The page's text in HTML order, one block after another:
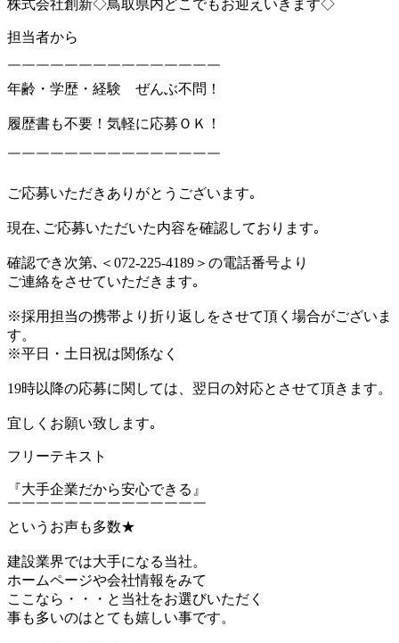
株式会社創新◇鳥取県内どこでもお迎えいきます◇
担当者から
￣￣￣￣￣￣￣￣￣￣￣￣￣￣￣
年齢・学歴・経験 ぜんぶ不問！
履歴書も不要！気軽に応募ＯＫ！
￣￣￣￣￣￣￣￣￣￣￣￣￣￣￣
ご応募いただきありがとうございます｡
現在､ご応募いただいた内容を確認しております｡
確認でき次第､＜072-225-4189＞の電話番号より
ご連絡をさせていただきます｡
※採用担当の携帯より折り返しをさせて頂く場合がございま
す。
※平日・土日祝は関係なく
19時以降の応募に関しては、翌日の対応とさせて頂きます。
宜しくお願い致します｡
フリーテキスト
『大手企業だから安心できる』
￣￣￣￣￣￣￣￣￣￣￣￣￣￣
というお声も多数★
建設業界では大手になる当社。
ホームページや会社情報をみて
ここなら・・・と当社をお選びいただく
事も多いのはとても嬉しい事です。